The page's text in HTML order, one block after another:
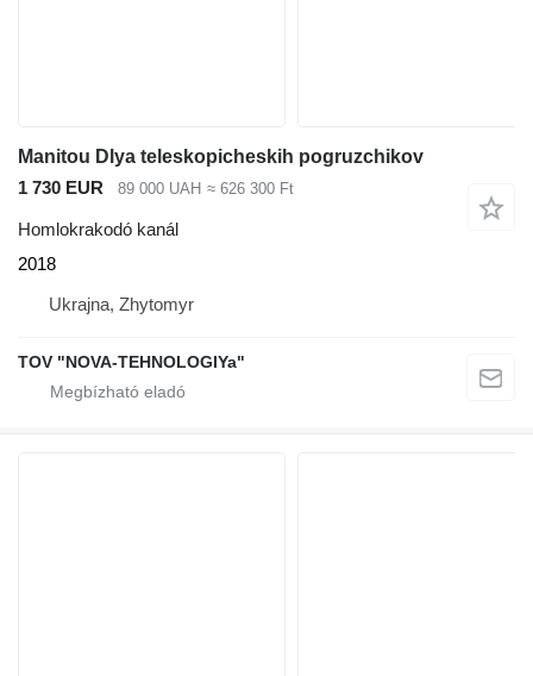
Manitou Dlya teleskopicheskih pogruzchikov
1 730 EUR
89 000 UAH ≈ 626 300 Ft
Homlokrakodó kanál
2018
Ukrajna, Zhytomyr
TOV "NOVA-TEHNOLOGIYa"